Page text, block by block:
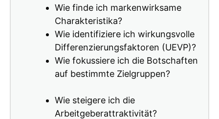
Wie finde ich markenwirksame
Charakteristika?
Wie identifiziere ich wirkungsvolle
Differenzierungsfaktoren (UEVP)?
Wie fokussiere ich die Botschaften
auf bestimmte Zielgruppen?
Wie steigere ich die
Arbeitgeberattraktivität?